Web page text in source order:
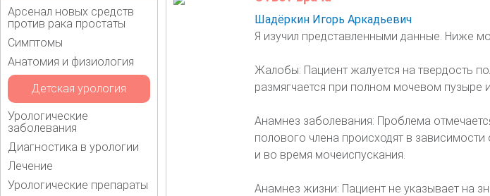
Арсенал новых средств
против рака простаты
Симптомы
Анатомия и физиология
Детская урология
Урологические
заболевания
Диагностика в урологии
Лечение
Урологические препараты
Шадёркин Игорь Аркадьевич
Я изучил представленными данные. Ниже
Жалобы: Пациент жалуется на твердость
размягчается при полном мочевом пузыре
Анамнез заболевания: Проблема
полового члена происходят в
и во время мочеиспускания.
Анамнез жизни: Пациент не указывает на